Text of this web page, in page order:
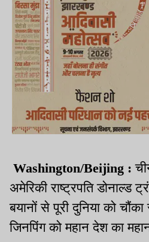
Washington/Beijing :
अमेरिकी राष्ट्रपति डोनाल्ड
बयानों से पूरी दुनिया को
जिनपिंग को महान देश का